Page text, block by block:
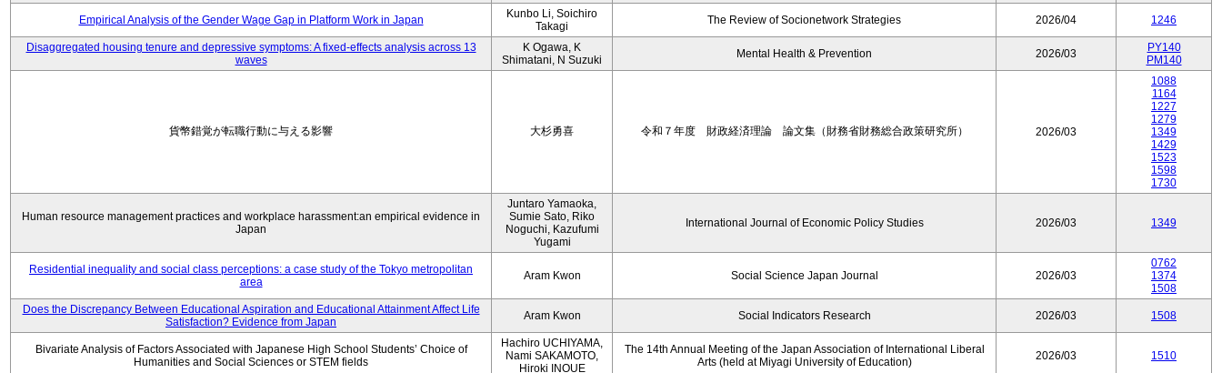
Empirical Analysis of the Gender Wage Gap in Platform Work in Japan
Kunbo Li, Soichiro
Takagi
The Review of Socionetwork Strategies 2026/04 1246
Disaggregated housing tenure and depressive symptoms: A fixed-effects analysis across 13
waves
K Ogawa, K
Shimatani, N Suzuki
Mental Health & Prevention 2026/03
PY140
PM140
貨幣錯覚が転職行動に与える影響 大杉勇喜 令和７年度 財政経済理論 論文集（財務省財務総合政策研究所） 2026/03
1088
1164
1227
1279
1349
1429
1523
1598
1730
Human resource management practices and workplace harassment:an empirical evidence in
Japan
Juntaro Yamaoka,
Sumie Sato, Riko
Noguchi, Kazufumi
Yugami
International Journal of Economic Policy Studies 2026/03 1349
Residential inequality and social class perceptions: a case study of the Tokyo metropolitan
area
Aram Kwon Social Science Japan Journal 2026/03
0762
1374
1508
Does the Discrepancy Between Educational Aspiration and Educational Attainment Affect Life
Satisfaction? Evidence from Japan
Aram Kwon Social Indicators Research 2026/03 1508
Bivariate Analysis of Factors Associated with Japanese High School Students’ Choice of
Humanities and Social Sciences or STEM fields
Hachiro UCHIYAMA,
Nami SAKAMOTO,
Hiroki INOUE
The 14th Annual Meeting of the Japan Association of International Liberal
Arts (held at Miyagi University of Education)
2026/03 1510